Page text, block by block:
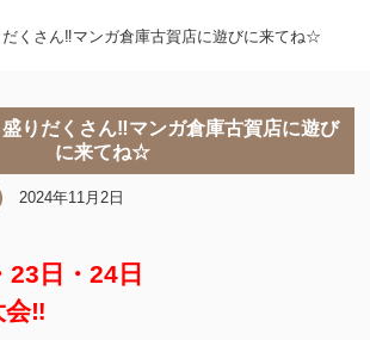
くさん‼マンガ倉庫古賀店に遊びに来てね☆
りだくさん‼マンガ倉庫古賀店に遊び
に来てね☆
2024年11月2日
23日・24日
‼